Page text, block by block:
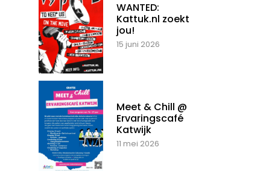
WANTED:
Kattuk.nl zoekt
jou!
15 juni 2026
Meet & Chill @
Ervaringscafé
Katwijk
11 mei 2026